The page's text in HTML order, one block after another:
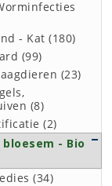
- Kat (180)
(99)
(23)
(8)
(2)
- Bio
(34)